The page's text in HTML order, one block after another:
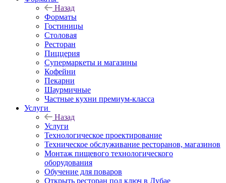
Назад
Форматы
Гостиницы
Столовая
Ресторан
Пиццерия
Супермаркеты и магазины
Кофейни
Пекарни
Шаурмичные
Частные кухни премиум-класса
Услуги
Назад
Услуги
Технологическое проектирование
Техническое обслуживание ресторанов, магазинов
Монтаж пищевого технологического
оборудования
Обучение для поваров
Открыть ресторан под ключ в Дубае